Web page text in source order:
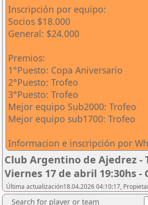
Inscripción por equipo:
Socios $18.000
General: $24.000
Premios:
1°Puesto: Copa Aniversario
2°Puesto: Trofeo
3°Puesto: Trofeo
Mejor equipo Sub2000: Trofeo
Mejor equipo sub1700: Trofeo
Informacion e inscripción por
Club Argentino de Ajedrez -
Viernes 17 de abril 19:30hs -
Última actualización18.04.2026 04:10:17,
Search for player or team